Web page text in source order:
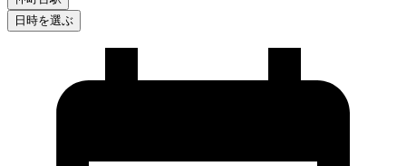
日時を選ぶ